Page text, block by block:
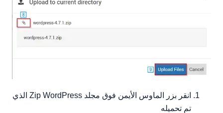
انقر بزر الماوس الأيمن فوق مجلد Zip WordPress الذي
تم تحميله